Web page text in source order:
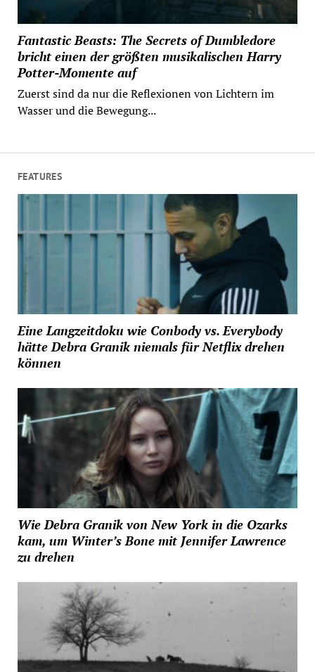
Fantastic Beasts: The Secrets of Dumbledore
bricht einen der größten musikalischen Harry
Potter-Momente auf
Zuerst sind da nur die Reflexionen von Lichtern im
Wasser und die Bewegung...
FEATURES
Eine Langzeitdoku wie Conbody vs. Everybody
hätte Debra Granik niemals für Netflix drehen
können
Wie Debra Granik von New York in die Ozarks
kam, um Winter’s Bone mit Jennifer Lawrence
zu drehen